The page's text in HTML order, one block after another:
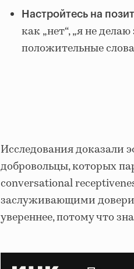
Настройтесь на
как„нет“,„яне делаю
положительные
Исследования доказали
добровольцы, которых
conversational
заслуживающими
увереннее, потому что